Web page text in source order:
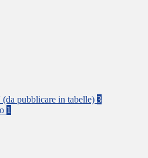
pubblicare in tabelle) 3
1